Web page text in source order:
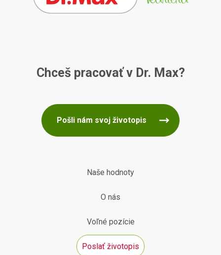
Chceš pracovať v Dr. Max?
Pošli nám svoj životopis
Naše hodnoty
O nás
Voľné pozície
Poslať životopis